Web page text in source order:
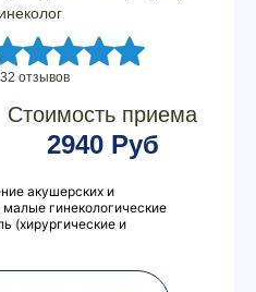
отзывов
Стоимость приема
2940 Руб
акушерских и
малые гинекологические
(хирургические и